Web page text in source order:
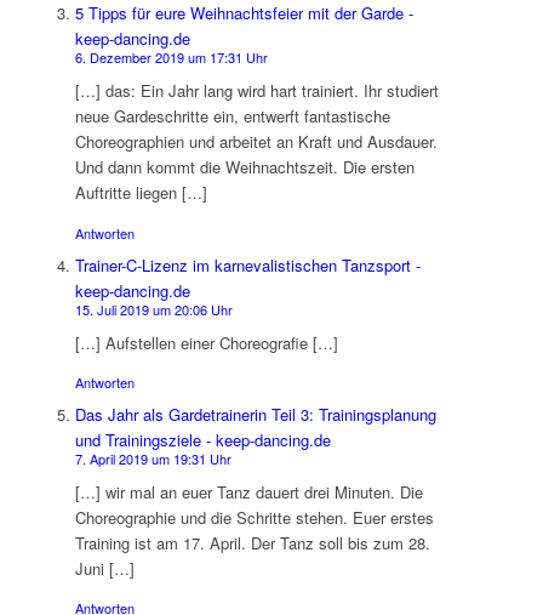
5 Tipps für eure Weihnachtsfeier mit der Garde -
keep-dancing.de
6. Dezember 2019 um 17:31 Uhr
[…] das: Ein Jahr lang wird hart trainiert. Ihr studiert
neue Gardeschritte ein, entwerft fantastische
Choreographien und arbeitet an Kraft und Ausdauer.
Und dann kommt die Weihnachtszeit. Die ersten
Auftritte liegen […]
Antworten
Trainer-C-Lizenz im karnevalistischen Tanzsport -
keep-dancing.de
15. Juli 2019 um 20:06 Uhr
[…] Aufstellen einer Choreografie […]
Antworten
Das Jahr als Gardetrainerin Teil 3: Trainingsplanung
und Trainingsziele - keep-dancing.de
7. April 2019 um 19:31 Uhr
[…] wir mal an euer Tanz dauert drei Minuten. Die
Choreographie und die Schritte stehen. Euer erstes
Training ist am 17. April. Der Tanz soll bis zum 28.
Juni […]
Antworten